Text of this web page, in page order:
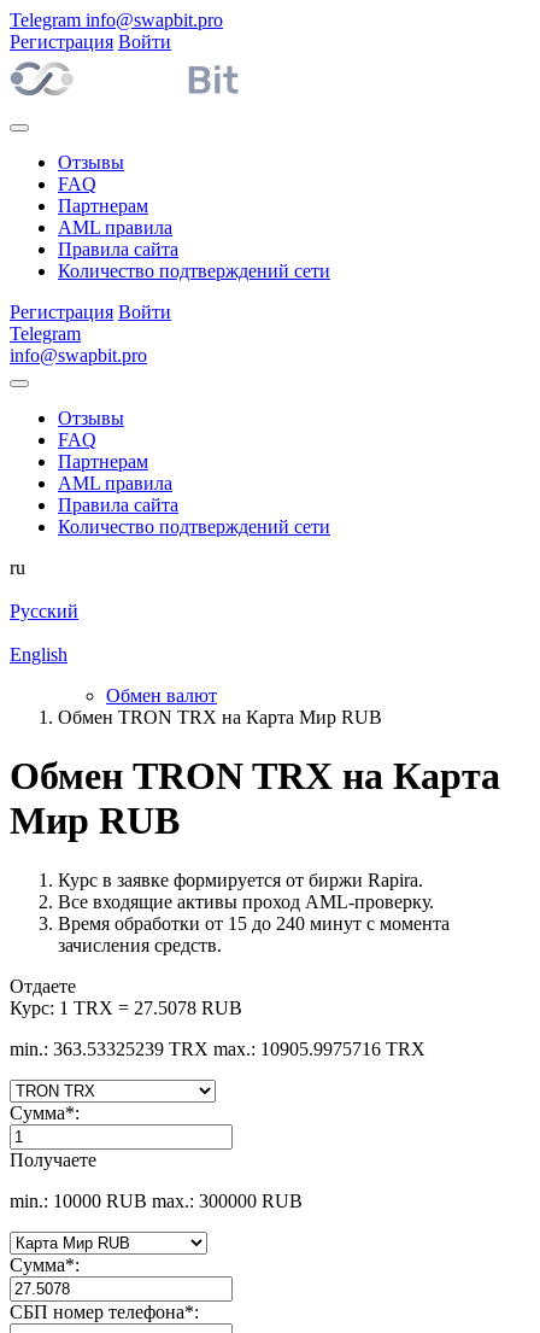
Telegram info@swapbit.pro
Регистрация Войти
Отзывы
FAQ
Партнерам
AML правила
Правила сайта
Количество подтверждений сети
Регистрация Войти
Telegram
info@swapbit.pro
Отзывы
FAQ
Партнерам
AML правила
Правила сайта
Количество подтверждений сети
ru
Русский
English
Обмен валют
Обмен TRON TRX на Карта Мир RUB
Обмен TRON TRX на Карта
Мир RUB
Курс в заявке формируется от биржи Rapira.
Все входящие активы проход AML-проверку.
Время обработки от 15 до 240 минут с момента
зачисления средств.
Отдаете
Курс: 1 TRX = 27.5078 RUB
min.: 363.53325239 TRX max.: 10905.9975716 TRX
Сумма*:
Получаете
min.: 10000 RUB max.: 300000 RUB
Сумма*:
СБП номер телефона*: